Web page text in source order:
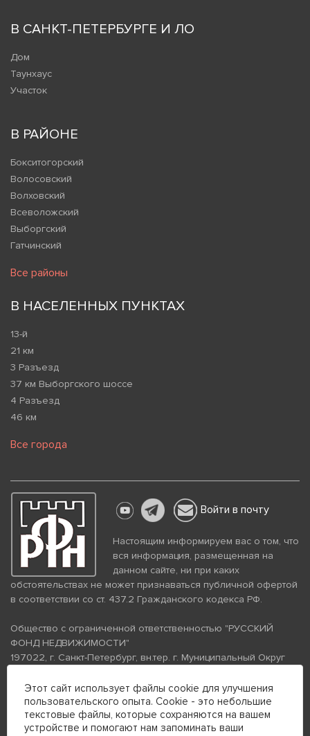
В САНКТ-ПЕТЕРБУРГЕ И ЛО
Дом
Таунхаус
Участок
В РАЙОНЕ
Бокситогорский
Волосовский
Волховский
Всеволожский
Выборгский
Гатчинский
Все районы
В НАСЕЛЕННЫХ ПУНКТАХ
13-й
21 км
3 Разъезд
37 км Выборгского шоссе
4 Разъезд
46 км
Все города
Войти в почту
Настоящим информируем вас о том, что
вся информация, размещенная на
данном сайте, ни при каких
обстоятельствах не может признаваться публичной офертой
в соответствии со ст. 437.2 Гражданского кодекса РФ.
Общество с ограниченной ответственностью "РУССКИЙ
ФОНД НЕДВИЖИМОСТИ"
197022, г. Санкт-Петербург, вн.тер. г. Муниципальный Округ
помещение 26Н, комната 103
ИНН 7813672570 КПП 781301001 ОГРН 1237800058870
Политика конфиденциальности
Политика обработки
персональных данных
Этот сайт использует файлы cookie для улучшения
пользовательского опыта. Cookie - это небольшие
текстовые файлы, которые сохраняются на вашем
устройстве и помогают нам запоминать ваши